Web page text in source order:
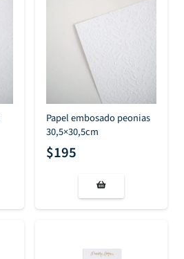
Papel embosado peonias
30,5×30,5cm
$195